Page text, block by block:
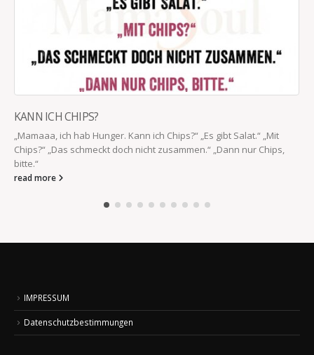
KANN ICH CHIPS?
„Mamaaa, ich hab Hunger. Kann ich Chips?“ „Es gibt Salat.“ „Mit
Chips?“ „Das schmeckt doch nicht zusammen.“ „Dann nur Chips,
bitte.“
read more
IMPRESSUM
Datenschutzbestimmungen